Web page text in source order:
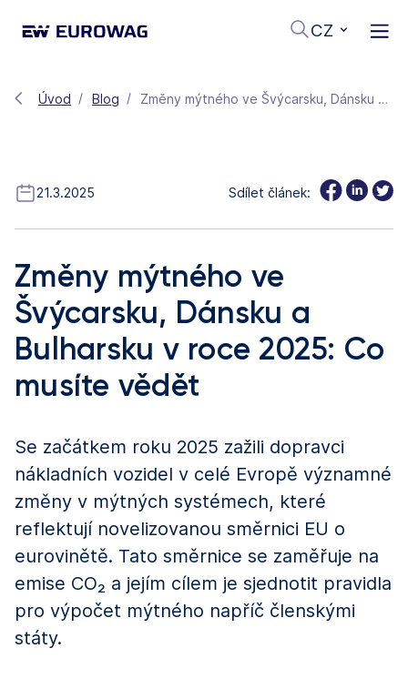
CZ
Úvod Blog Změny mýtného ve Švýcarsku, Dánsku a Bulharsku v roce 2025: Co musíte vědět
21.3.2025 Sdílet článek:
Změny mýtného ve
Švýcarsku, Dánsku a
Bulharsku v roce 2025: Co
musíte vědět
Se začátkem roku 2025 zažili dopravci
nákladních vozidel v celé Evropě významné
změny v mýtných systémech, které
reflektují novelizovanou směrnici EU o
eurovinětě. Tato směrnice se zaměřuje na
emise CO₂ a jejím cílem je sjednotit pravidla
pro výpočet mýtného napříč členskými
státy.